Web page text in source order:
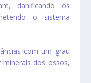
danificando os
o sistema
com um grau
dos ossos,